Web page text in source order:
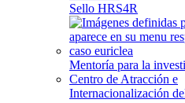
Sello HRS4R
Mentoría para la
Centro de Atracción e
Internacionalización